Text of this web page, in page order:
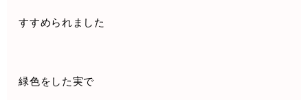
すすめられました
緑色をした実で